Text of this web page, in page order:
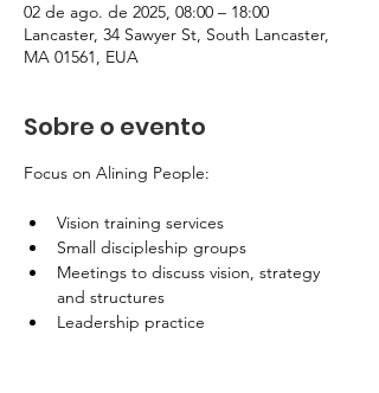
02 de ago. de 2025, 08:00 – 18:00
Lancaster, 34 Sawyer St, South Lancaster,
MA 01561, EUA
Sobre o evento
Focus on Alining People:
Vision training services
Small discipleship groups
Meetings to discuss vision, strategy
and structures
Leadership practice